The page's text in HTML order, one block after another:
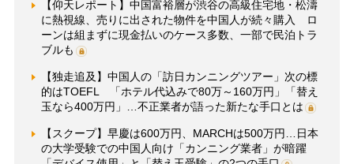
【仰天レポート】中国富裕層が渋谷の高級住宅地・松濤
に熱視線、売りに出された物件を中国人が続々購入 ロ
ーンは組まずに現金払いのケース多数、一部で民泊トラ
ブルも
【独走追及】中国人の「訪日カンニングツアー」次の標
的はTOEFL 「ホテル代込みで80万～160万円」「替え
玉なら400万円」…不正業者が語った新たな手口とは
【スクープ】早慶は600万円、MARCHは500万円…日本
の大学受験での中国人向け「カンニング業者」が暗躍